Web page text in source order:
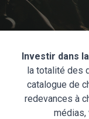
Investir dans
la totalité des
catalogue de
redevances à
médias,